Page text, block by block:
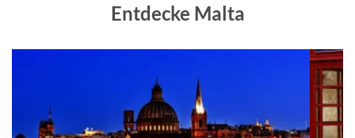
Entdecke Malta